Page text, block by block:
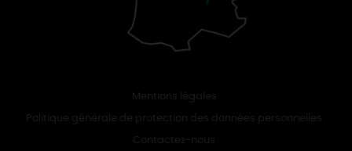
Mentions légales
Politique générale de protection des données personnelles
Contactez-nous